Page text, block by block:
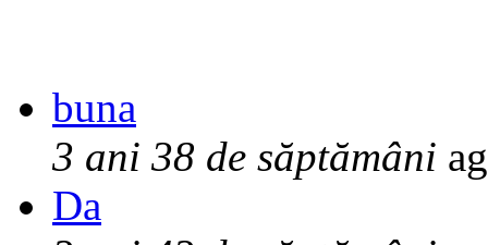
buna
3 ani 38 de săptămâni
Da